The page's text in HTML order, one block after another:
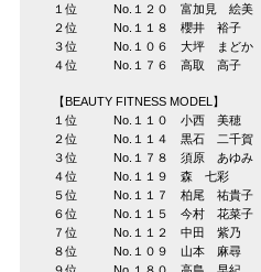
１位 No.１２０ 富加見
２位 No.１１８ 櫻井
３位 No.１０６ 大坪 ま
４位 No.１７６ 高取
【BEAUTY FITNESS MODEL】
１位 No.１１０ 小西
２位 No.１１４ 黒石 二
３位 No.１７８ 須原 あ
４位 No.１１９ 森 七
５位 No.１１７ 柏尾 祐
６位 No.１１５ 今村 花
７位 No.１１２ 中田
８位 No.１０９ 山本
９位 No.１８０ 高島